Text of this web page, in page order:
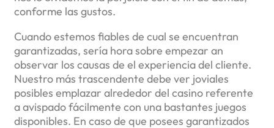
conforme las gustos.
Cuando estemos fiables de cual se encuentran
garantizadas, serí­a hora sobre empezar an
observar los causas de el experiencia del cliente.
Nuestro más trascendente debe ver joviales
posibles emplazar alrededor del casino referente
a avispado fácilmente con una bastantes juegos
disponibles. En caso de que posees garantizados